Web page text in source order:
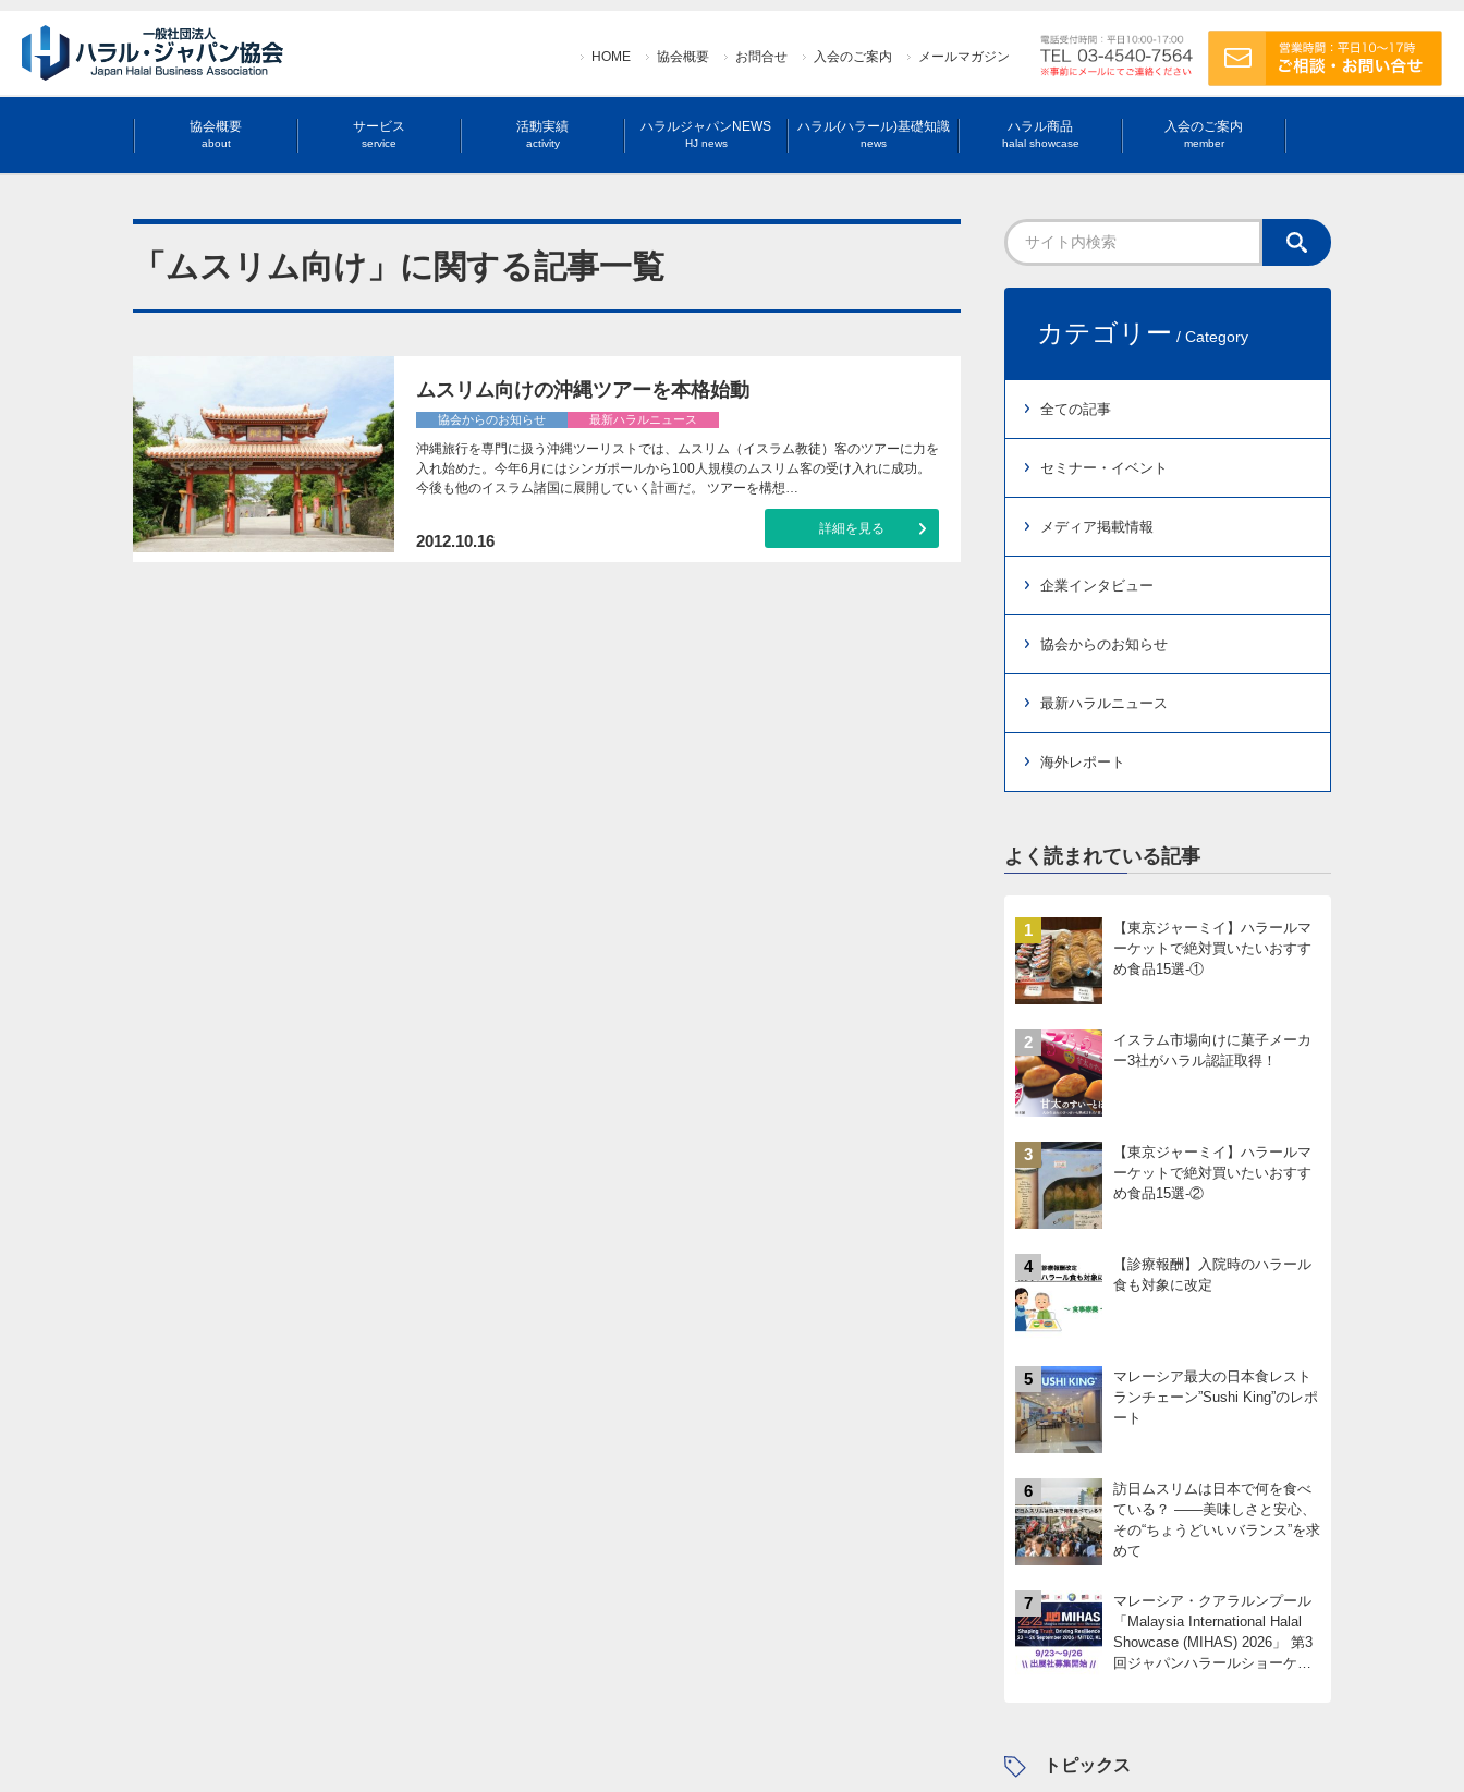
HOME 協会概要 お問合せ 入会のご案内 メールマガジン
協会概要
about
サービス
service
活動実績
activity
ハラルジャパンNEWS
HJ news
ハラル(ハラール)基礎知識
news
ハラル商品
halal showcase
入会のご案内
member
「ムスリム向け」に関する記事一覧
ムスリム向けの沖縄ツアーを本格始動
協会からのお知らせ 最新ハラルニュース
沖縄旅行を専門に扱う沖縄ツーリストでは、ムスリム（イスラム教徒）客のツアーに力を
入れ始めた。今年6月にはシンガポールから100人規模のムスリム客の受け入れに成功。
今後も他のイスラム諸国に展開していく計画だ。 ツアーを構想…
2012.10.16
詳細を見る
カテゴリー / Category
全ての記事
セミナー・イベント
メディア掲載情報
企業インタビュー
協会からのお知らせ
最新ハラルニュース
海外レポート
よく読まれている記事
1
【東京ジャーミイ】ハラールマ
ーケットで絶対買いたいおすす
め食品15選-①
2
イスラム市場向けに菓子メーカ
ー3社がハラル認証取得！
3
【東京ジャーミイ】ハラールマ
ーケットで絶対買いたいおすす
め食品15選-②
4
【診療報酬】入院時のハラール
食も対象に改定
5
マレーシア最大の日本食レスト
ランチェーン”Sushi King”のレポ
ート
6
訪日ムスリムは日本で何を食べ
ている？ ――美味しさと安心、
その“ちょうどいいバランス”を求
めて
7
マレーシア・クアラルンプール
「Malaysia International Halal
Showcase (MIHAS) 2026」 第3
回ジャパンハラールショーケー
トピックス